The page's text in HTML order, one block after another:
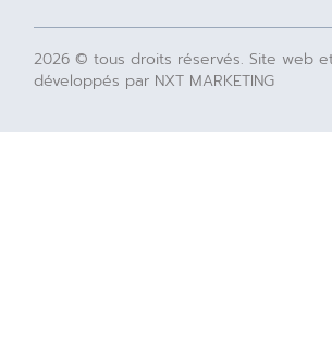
2026 © tous droits réservés. Site web
développés par NXT MARKETING